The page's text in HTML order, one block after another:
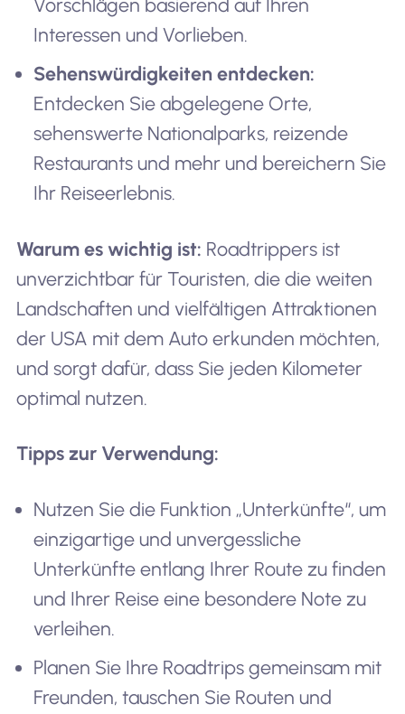
Vorschlägen basierend auf Ihren
Interessen und Vorlieben.
Sehenswürdigkeiten entdecken:
Entdecken Sie abgelegene Orte,
sehenswerte Nationalparks, reizende
Restaurants und mehr und bereichern Sie
Ihr Reiseerlebnis.
Warum es wichtig ist: Roadtrippers ist
unverzichtbar für Touristen, die die weiten
Landschaften und vielfältigen Attraktionen
der USA mit dem Auto erkunden möchten,
und sorgt dafür, dass Sie jeden Kilometer
optimal nutzen.
Tipps zur Verwendung:
Nutzen Sie die Funktion „Unterkünfte“, um
einzigartige und unvergessliche
Unterkünfte entlang Ihrer Route zu finden
und Ihrer Reise eine besondere Note zu
verleihen.
Planen Sie Ihre Roadtrips gemeinsam mit
Freunden, tauschen Sie Routen und